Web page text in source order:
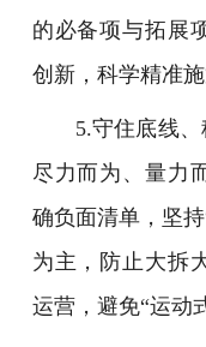
的必备项与拓展
创新，科学精准施
5.守住底线、
尽力而为、量力
确负面清单，坚
为主，防止大拆
运营，避免“运动